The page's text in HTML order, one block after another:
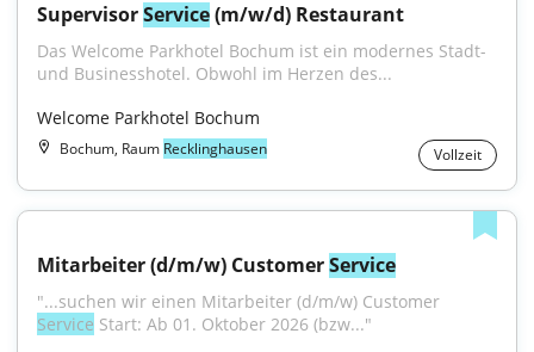
Supervisor Service (m/w/d) Restaurant
Das Welcome Parkhotel Bochum ist ein modernes Stadt-
und Businesshotel. Obwohl im Herzen des...
Welcome Parkhotel Bochum
Bochum, Raum Recklinghausen Vollzeit
Mitarbeiter (d/m/w) Customer Service
Service Start: Ab 01. Oktober 2026 (bzw..."